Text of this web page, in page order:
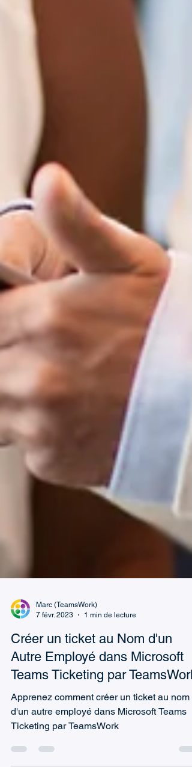
7 févr. 2023
1 min de lecture
Créer un ticket au Nom d'un
Autre Employé dans Microsoft
Teams Ticketing par TeamsWork
Apprenez comment créer un ticket au nom
d'un autre employé dans Microsoft Teams
Ticketing par TeamsWork